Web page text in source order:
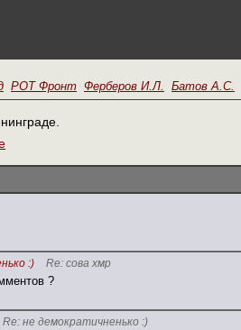
РОТ Фронт Ферберов И.Л. Батов А.С.
:) Re: сова хмр
?
Re: не демократичненько :)